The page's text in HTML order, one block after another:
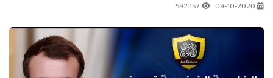
09-10-2020
592.157